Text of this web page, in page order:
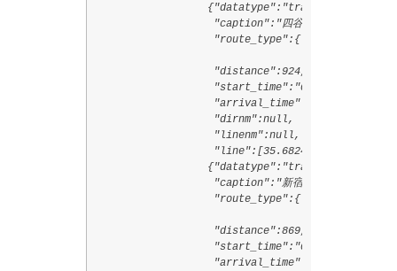
                  {"datatype":"train",
                   "caption":"四谷三丁目駅",
                   "route_type":{"code":"3000",
                   "distance":924,
                   "start_time":"0926",
                   "arrival_time":"0928",
                   "dirnm":null,
                   "linenm":null,
                  {"datatype":"train",
                   "caption":"新宿御苑前駅",
                   "route_type":{"code":"3000",
                   "distance":869,
                   "start_time":"0928",
                   "arrival_time":"0930",